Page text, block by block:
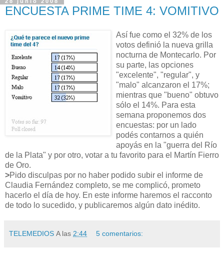
ENCUESTA PRIME TIME 4: VOMITIVO
Así fue como el 32% de los
votos definió la nueva grilla
nocturna de Montecarlo. Por
su parte, las opciones
"excelente", "regular", y
"malo" alcanzaron el 17%;
mientras que "bueno" obtuvo
sólo el 14%. Para esta
semana proponemos dos
encuestas: por un lado
podés contarnos a quién
apoyás en la "guerra del Río
de la Plata" y por otro, votar a tu favorito para el Martín Fierro
de Oro.
>Pido disculpas por no haber podido subir el informe de
Claudia Fernández completo, se me complicó, prometo
hacerlo el día de hoy. En este informe haremos el racconto
de todo lo sucedido, y publicaremos algún dato inédito.
TELEMEDIOS A las 2:44 5 comentarios: